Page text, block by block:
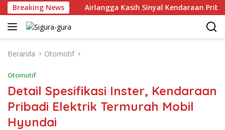
Langsung
ke
konten
Breaking News
2026 Airlangga Kasih Sinyal Kendaraan Pribadi
Beranda Otomotif
Otomotif
Detail Spesifikasi Inster, Kendaraan
Pribadi Elektrik Termurah Mobil
Hyundai